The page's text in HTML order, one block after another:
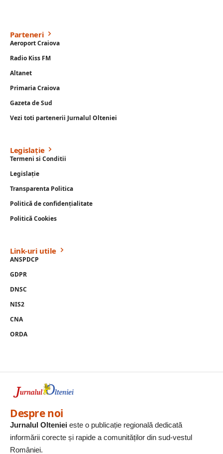
Parteneri
Aeroport Craiova
Radio Kiss FM
Altanet
Primaria Craiova
Gazeta de Sud
Vezi toti partenerii Jurnalul Olteniei
Legislație
Termeni si Conditii
Legislație
Transparenta Politica
Politică de confidențialitate
Politică Cookies
Link-uri utile
ANSPDCP
GDPR
DNSC
NIS2
CNA
ORDA
Despre noi
Jurnalul Olteniei este o publicație regională dedicată
informării corecte și rapide a comunităților din sud-vestul
României.